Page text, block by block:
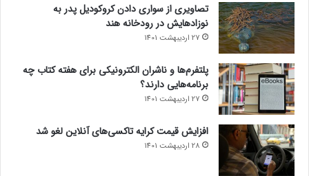
تصاویری از سواری دادن کروکودیل پدر به
نوزادهایش در رودخانه هند
27 اردیبهشت 1401
پلتفرم‌ها و ناشران الکترونیکی برای هفته کتاب چه
برنامه‌هایی دارند؟
27 اردیبهشت 1401
افزایش قیمت کرایه تاکسی‌های آنلاین لغو شد
28 اردیبهشت 1401